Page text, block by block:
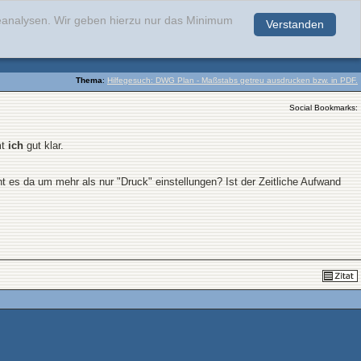
Verstanden
Wir geben hierzu nur das Minimum
Thema: Hilfegesuch: DWG Plan - Maßstabs getreu ausdrucken bzw. in PDF.
Social Bookmarks:
ich gut klar.
da um mehr als nur "Druck" einstellungen? Ist der Zeitliche Aufwand